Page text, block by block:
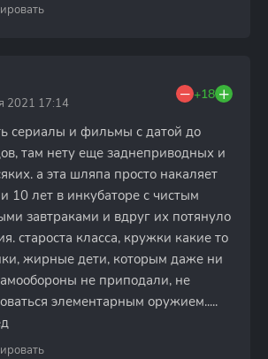
2021 17:14
+18
сериалы и фильмы с датой до
там нету еще заднеприводных и
а эта шляпа просто накаляет
10 лет в инкубаторе с чистым
завтраками и вдруг их потянуло
староста класса, кружки какие то
жирные дети, которым даже ни
не приподали, не
элементарным оружием.....